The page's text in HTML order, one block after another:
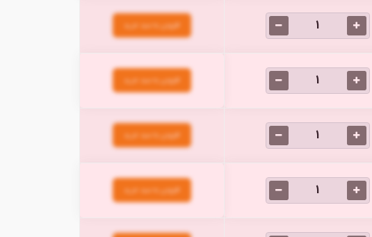
افزودن به سبد خرید
افزودن به سبد خرید
افزودن به سبد خرید
افزودن به سبد خرید